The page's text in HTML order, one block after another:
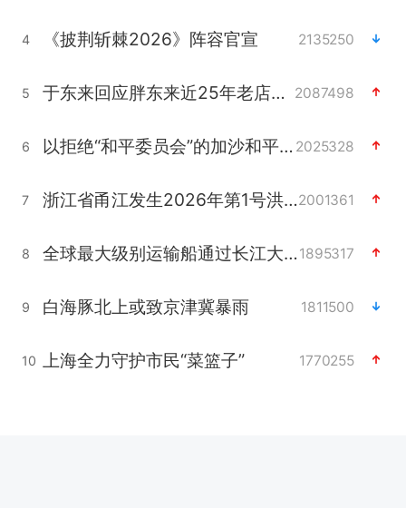
4 《披荆斩棘2026》阵容官宣 2135250
5 于东来回应胖东来近25年老店年底关闭 2087498
6 以拒绝“和平委员会”的加沙和平计划 2025328
7 浙江省甬江发生2026年第1号洪水2001361
8 全球最大级别运输船通过长江大桥1895317
9 白海豚北上或致京津冀暴雨 1811500
10 上海全力守护市民“菜篮子” 1770255